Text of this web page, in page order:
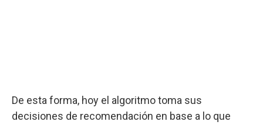
De esta forma, hoy el algoritmo toma sus
decisiones de recomendación en base a lo que